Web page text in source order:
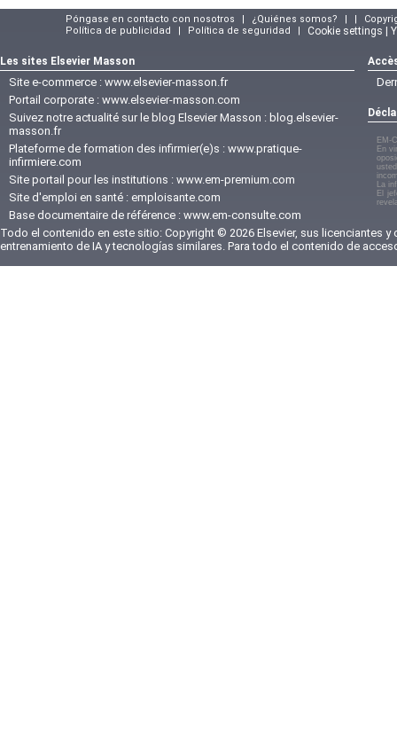
Póngase en contacto con nosotros | ¿Quiénes somos? | |
Política de publicidad
| Política de seguridad | Cookie settings |
Les sites Elsevier Masson
Site e-commerce : www.elsevier-masson.fr
Portail corporate : www.elsevier-masson.com
Suivez notre actualité sur le blog Elsevier Masson : blog.elsevier-
masson.fr
Plateforme de formation des infirmier(e)s : www.pratique-
infirmiere.com
Site portail pour les institutions : www.em-premium.com
Site d'emploi en santé : emploisante.com
Base documentaire de référence : www.em-consulte.com
EM-
En
La
El
Todo el contenido en este sitio: Copyright © 2026 Elsevier, sus licenciantes
entrenamiento de IA y tecnologías similares. Para todo el contenido de